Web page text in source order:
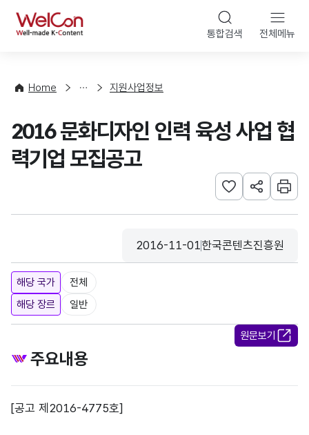
WelCon 통합검색 전체메뉴
Home
사
청
지원사업정보
2016 문화디자인 인력 육성 사업 협
력기업 모집공고
관심사 등록하기
URL 공유하
인쇄
등록일
2016-11-01
수집기관
한국콘텐츠진흥원
해당 국가
전체
해당 장르
일반
원문보기
주요내용
[공고 제2016-4775호]